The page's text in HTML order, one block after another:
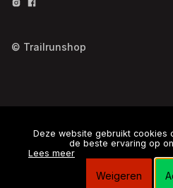
© Trailrunshop
Deze website gebruikt cookies
de beste ervaring op
Lees meer
Weigeren